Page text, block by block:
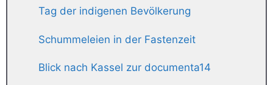
Tag der indigenen Bevölkerung
Schummeleien in der Fastenzeit
Blick nach Kassel zur documenta14